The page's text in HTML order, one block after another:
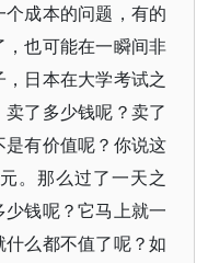
成本的问题，有的
也可能在一瞬间非
日本在大学考试之
了多少钱呢？卖了
有价值呢？你说这
。那么过了一天之
钱呢？它马上就一
么都不值了呢？如